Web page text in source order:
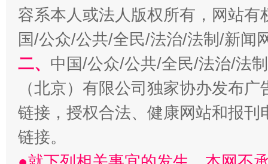
习近平的博鳌关键词
魏明
容系本人或法人版权所有，网站
国/公众/公共/全民/法治/法制/新闻
二、 中国/公众/公共/全民/法治/法
（北京）有限公司独家协办发布
链接，授权合法、健康网站和报
链接。